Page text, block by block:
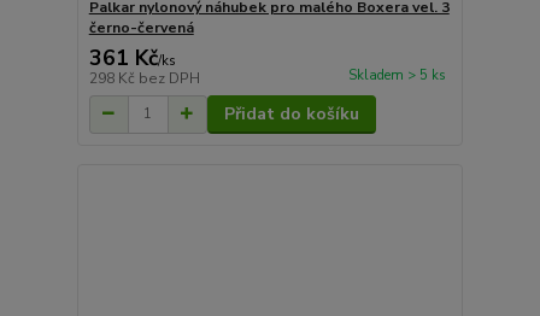
Palkar nylonový náhubek pro malého Boxera vel. 3
černo-červená
361 Kč/ks
298 Kč bez DPH Skladem > 5 ks
Přidat do košíku